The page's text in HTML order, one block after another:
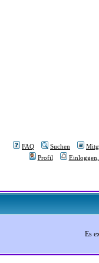
FAQ Suchen
Profil
Es